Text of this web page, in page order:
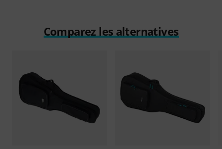
Comparez les alternatives